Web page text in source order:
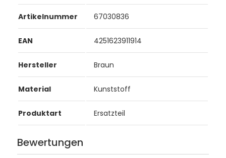
Artikelnummer 67030836
EAN 4251623911914
Hersteller Braun
Material Kunststoff
Produktart Ersatzteil
Bewertungen